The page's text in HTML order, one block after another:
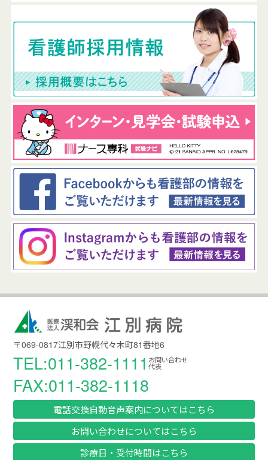
〒069-0817江別市野幌代々木町81番地6
TEL:011-382-1111お問い合わせ
代表
FAX:011-382-1118
電話交換自動音声案内についてはこちら
お問い合わせについてはこちら
診療日・受付時間はこちら